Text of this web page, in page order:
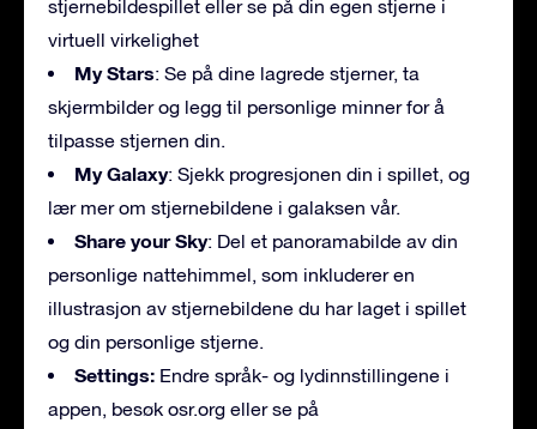
stjernebildespillet eller se på din egen stjerne i
virtuell virkelighet
My Stars: Se på dine lagrede stjerner, ta
skjermbilder og legg til personlige minner for å
tilpasse stjernen din.
My Galaxy: Sjekk progresjonen din i spillet, og
lær mer om stjernebildene i galaksen vår.
Share your Sky: Del et panoramabilde av din
personlige nattehimmel, som inkluderer en
illustrasjon av stjernebildene du har laget i spillet
og din personlige stjerne.
Settings: Endre språk- og lydinnstillingene i
appen, besøk osr.org eller se på